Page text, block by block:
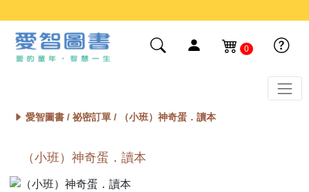
0
愛智圖書 / 祕密訂單/ （小班）神奇蛋．讀本
（小班）神奇蛋．讀本